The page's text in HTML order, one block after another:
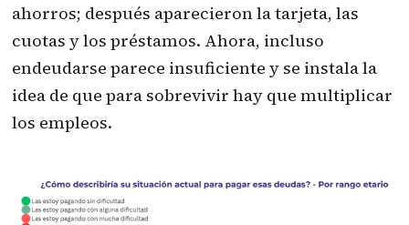
ahorros; después aparecieron la tarjeta, las
cuotas y los préstamos. Ahora, incluso
endeudarse parece insuficiente y se instala la
idea de que para sobrevivir hay que multiplicar
los empleos.